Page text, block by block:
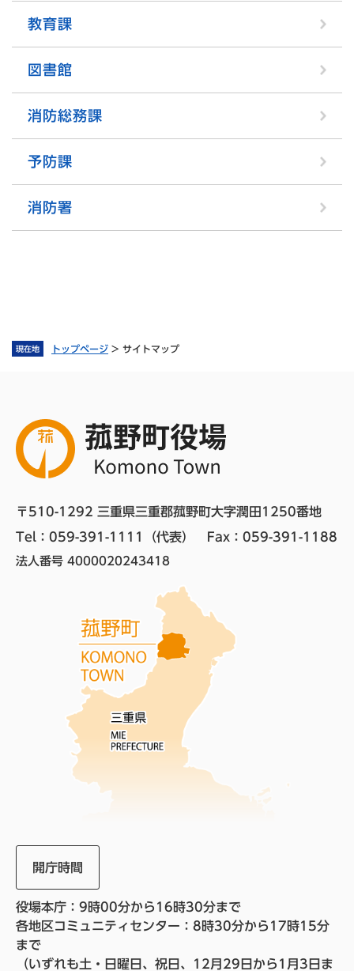
現在地 トップページ > サイトマップ
教育課
図書館
消防総務課
予防課
消防署
〒510-1292 三重県三重郡菰野町大字潤田1250番地
Tel：059-391-1111（代表）
Fax：059-391-1188
法人番号 4000020243418
開庁時間
役場本庁：9時00分から16時30分まで
各地区コミュニティセンター：8時30分から17時15分
まで
（いずれも土・日曜日、祝日、12月29日から1月3日ま